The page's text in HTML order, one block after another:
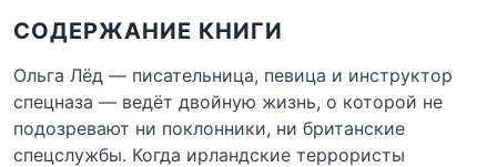
СОДЕРЖАНИЕ КНИГИ
Ольга Лёд — писательница, певица и инструктор
спецназа — ведёт двойную жизнь, о которой не
подозревают ни поклонники, ни британские
спецслужбы. Когда ирландские террористы